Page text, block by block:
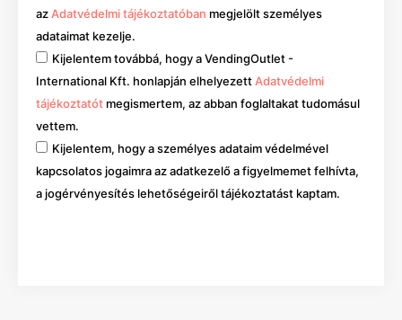
azAdatvédelmi tájékoztatóban megjelölt személyes
adataimat kezelje.
Kijelentem továbbá, hogy a VendingOutlet -
International Kft. honlapján elhelyezettAdatvédelmi
tájékoztatót megismertem, az abban foglaltakat tudomásul
vettem.
Kijelentem, hogy a személyes adataim védelmével
kapcsolatos jogaimra az adatkezelő a figyelmemet felhívta,
a jogérvényesítés lehetőségeiről tájékoztatást kaptam.